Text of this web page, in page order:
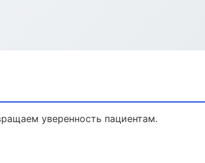
уверенность пациентам.